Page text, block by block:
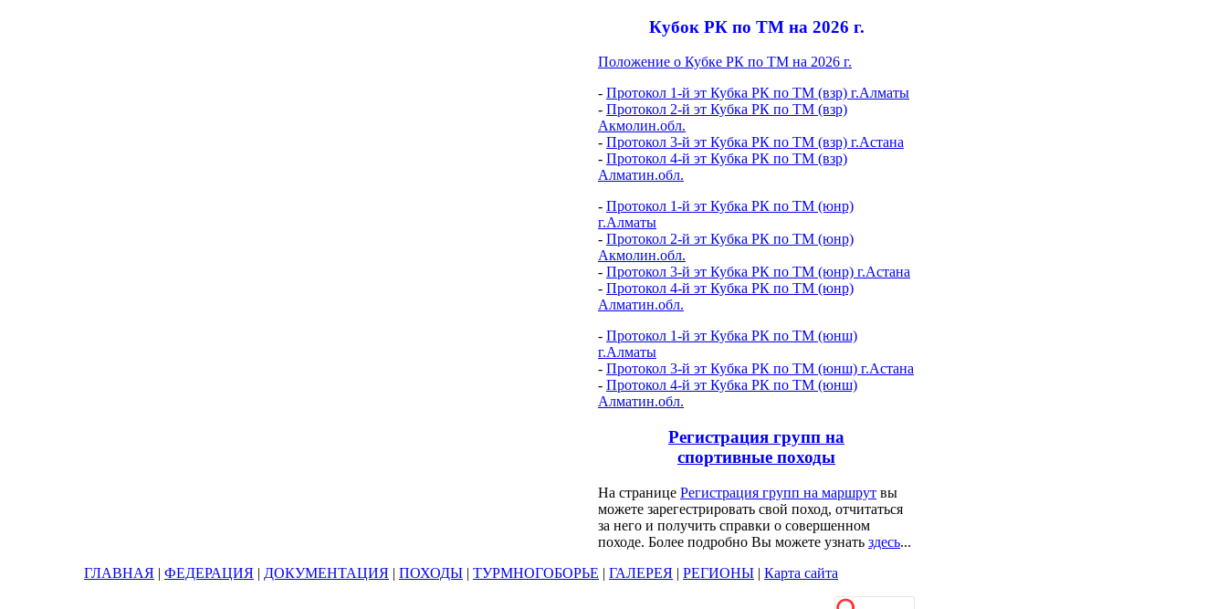
Кубок РК по ТМ на 2026 г.
Положение о Кубке РК по ТМ на 2026 г.
- Протокол 1-й эт Кубка РК по ТМ (взр) г.Алматы
- Протокол 2-й эт Кубка РК по ТМ (взр)
Акмолин.обл.
- Протокол 3-й эт Кубка РК по ТМ (взр) г.Астана
- Протокол 4-й эт Кубка РК по ТМ (взр)
Алматин.обл.
- Протокол 1-й эт Кубка РК по ТМ (юнр)
г.Алматы
- Протокол 2-й эт Кубка РК по ТМ (юнр)
Акмолин.обл.
- Протокол 3-й эт Кубка РК по ТМ (юнр) г.Астана
- Протокол 4-й эт Кубка РК по ТМ (юнр)
Алматин.обл.
- Протокол 1-й эт Кубка РК по ТМ (юнш)
г.Алматы
- Протокол 3-й эт Кубка РК по ТМ (юнш) г.Астана
- Протокол 4-й эт Кубка РК по ТМ (юнш)
Алматин.обл.
Регистрация групп на
спортивные походы
На странице Регистрация групп на маршрут вы
можете зарегестрировать свой поход, отчитаться
за него и получить справки о совершенном
походе. Более подробно Вы можете узнать здесь...
ГЛАВНАЯ | ФЕДЕРАЦИЯ | ДОКУМЕНТАЦИЯ | ПОХОДЫ | ТУРМНОГОБОРЬЕ | ГАЛЕРЕЯ | РЕГИОНЫ | Карта сайта